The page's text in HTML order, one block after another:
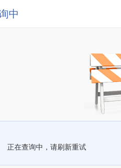
中
正在查询中，请刷新重试